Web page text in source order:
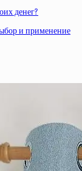
денег?
и применение